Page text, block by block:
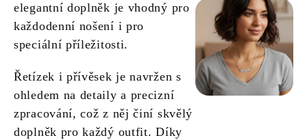
elegantní doplněk je vhodný pro
každodenní nošení i pro
speciální příležitosti.
Řetízek i přívěsek je navržen s
ohledem na detaily a precizní
zpracování, což z něj činí skvělý
doplněk pro každý outfit. Díky